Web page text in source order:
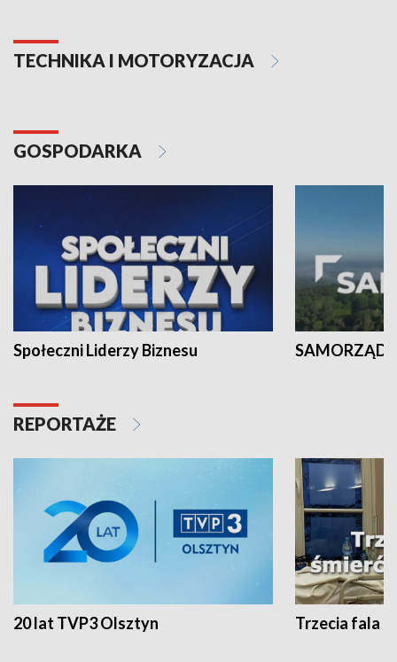
TECHNIKA I MOTORYZACJA
GOSPODARKA
Społeczni Liderzy Biznesu SAMORZĄD
REPORTAŻE
20 lat TVP3 Olsztyn Trzecia fala -